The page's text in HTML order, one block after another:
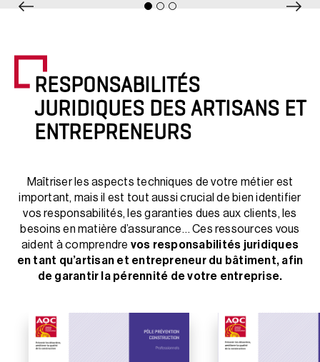
RESPONSABILITÉS
JURIDIQUES DES ARTISANS ET
ENTREPRENEURS
Maîtriser les aspects techniques de votre métier est
important, mais il est tout aussi crucial de bien identifier
vos responsabilités, les garanties dues aux clients, les
besoins en matière d’assurance… Ces ressources vous
aident à comprendre vos responsabilités juridiques
en tant qu’artisan et entrepreneur du bâtiment, afin
de garantir la pérennité de votre entreprise.